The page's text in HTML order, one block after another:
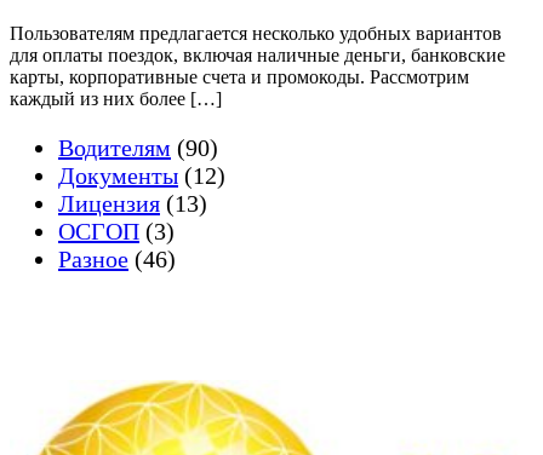
Пользователям предлагается несколько удобных вариантов
для оплаты поездок, включая наличные деньги, банковские
карты, корпоративные счета и промокоды. Рассмотрим
каждый из них более […]
Водителям (90)
Документы (12)
Лицензия (13)
ОСГОП (3)
Разное (46)